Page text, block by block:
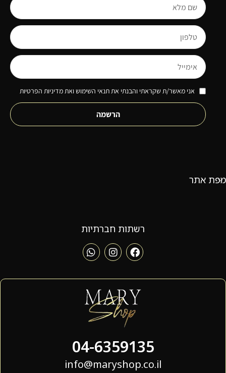
אני מאשר/ת שקראתי והבנתי את תנאי השימוש ואת מדיניות הפרטיות
הרשמה
מפת אתר
רשתות חברתיות
04-6359135
info@maryshop.co.il